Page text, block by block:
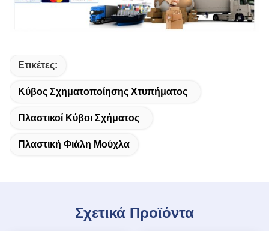
Ετικέτες:
Κύβος Σχηματοποίησης Χτυπήματος
Πλαστικοί Κύβοι Σχήματος
Πλαστική Φιάλη Μούχλα
Σχετικά Προϊόντα